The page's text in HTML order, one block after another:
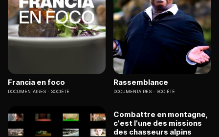
Francia en foco
DOCUMENTAIRES SOCIÉTÉ
Rassemblance
DOCUMENTAIRES SOCIÉTÉ
Combattre en montagne,
c'est l'une des missions
des chasseurs alpins